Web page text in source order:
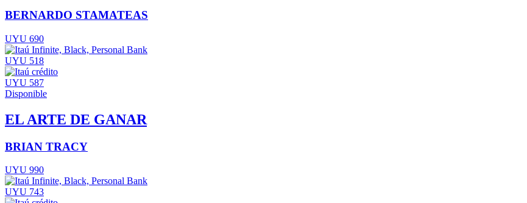
BERNARDO STAMATEAS
UYU 690
UYU 518
UYU 587
Disponible
EL ARTE DE GANAR
BRIAN TRACY
UYU 990
UYU 743